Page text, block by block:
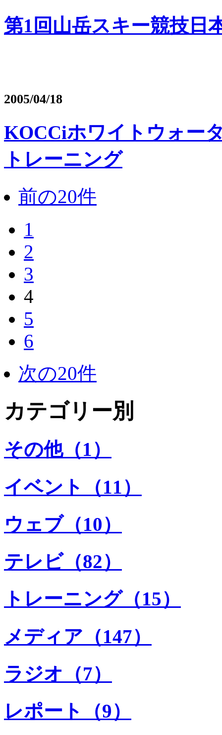
第1回山岳スキー競技日
2005/04/18
KOCCiホワイトウォー
トレーニング
前の20件
1
2
3
4
5
6
次の20件
カテゴリー別
その他（1）
イベント（11）
ウェブ（10）
テレビ（82）
トレーニング（15）
メディア（147）
ラジオ（7）
レポート（9）